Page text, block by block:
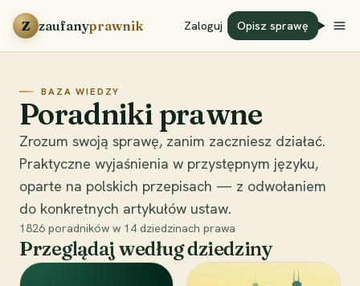
Przejdź do treści
Z zaufanyprawnik Zaloguj Opisz sprawę
BAZA WIEDZY
Poradniki prawne
Zrozum swoją sprawę, zanim zaczniesz działać.
Praktyczne wyjaśnienia w przystępnym języku,
oparte na polskich przepisach — z odwołaniem
do konkretnych artykułów ustaw.
1826 poradników w 14 dziedzinach prawa
Przeglądaj według dziedziny